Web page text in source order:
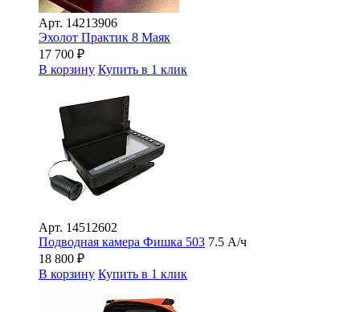
Арт. 14213906
Эхолот Практик 8 Маяк
17 700 ₽
В корзину Купить в 1 клик
Арт. 14512602
Подводная камера Фишка 503 7.5 А/ч
18 800 ₽
В корзину Купить в 1 клик